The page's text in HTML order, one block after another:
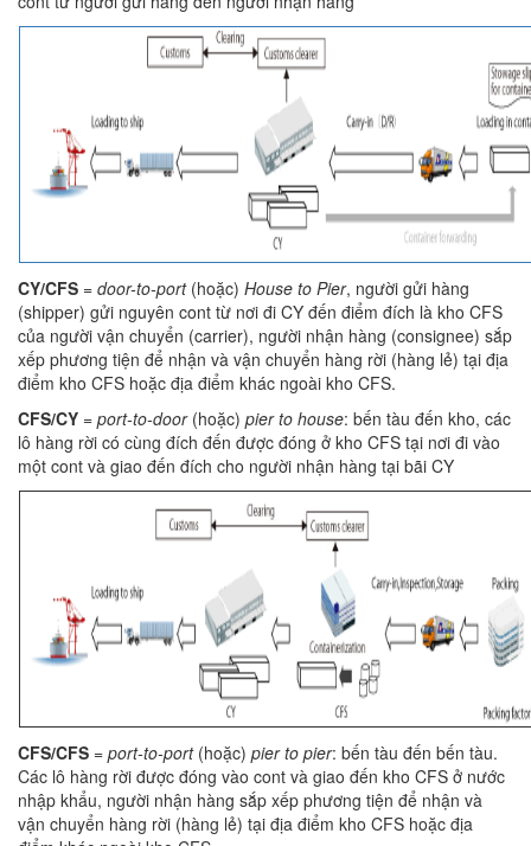
CY/CFS = door-to-port (hoặc) House to Pier, người gửi hàng
(shipper) gửi nguyên cont từ nơi đi CY đến điểm đích là kho CFS
của người vận chuyển (carrier), người nhận hàng (consignee) sắp
xếp phương tiện để nhận và vận chuyển hàng rời (hàng lẻ) tại địa
điểm kho CFS hoặc địa điểm khác ngoài kho CFS.
CFS/CY = port-to-door(hoặc) pier to house: bến tàu đến kho, các
lô hàng rời có cùng đích đến được đóng ở kho CFS tại nơi đi vào
một cont và giao đến đích cho người nhận hàng tại bãi CY
CFS/CFS = port-to-port(hoặc) pier to pier: bến tàu đến bến tàu.
Các lô hàng rời được đóng vào cont và giao đến kho CFS ở nước
nhập khẩu, người nhận hàng sắp xếp phương tiện để nhận và
vận chuyển hàng rời (hàng lẻ) tại địa điểm kho CFS hoặc địa